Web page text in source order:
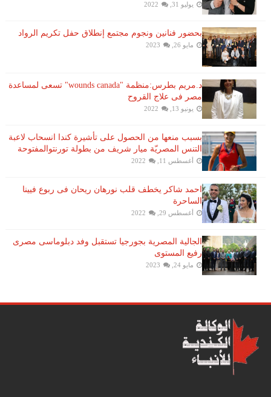
يوليو 31, 2022
بحضور فنانين ونجوم مجتمع إنطلاق حفل تكريم الرواد
مايو 26, 2023
د.مريم بطرس:منظمة "wounds canada" تسعى لمساعدة
مصر فى علاج القروح
يونيو 13, 2022
بسبب منعها من الحصول على تأشيرة كندا انسحاب لاعبة ​
التنس​ المصريّة ​ميار شريف​ من بطولة ​تورنتو​المفتوحة
أغسطس 11, 2022
احمد شاكر يخطف قلب نورهان ريحان فى ربوع فيينا
الساحرة
أغسطس 29, 2022
الجالية المصرية بجورجيا تستقبل وفد دبلوماسى مصرى
رفيع المستوى
مايو 24, 2023